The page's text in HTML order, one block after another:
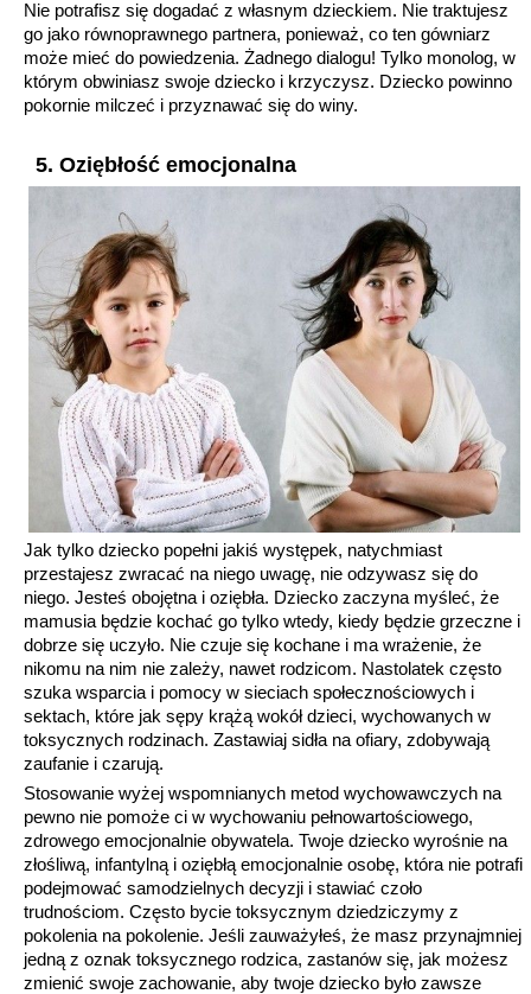
Nie potrafisz się dogadać z własnym dzieckiem. Nie traktujesz
go jako równoprawnego partnera, ponieważ, co ten gówniarz
może mieć do powiedzenia. Żadnego dialogu! Tylko monolog, w
którym obwiniasz swoje dziecko i krzyczysz. Dziecko powinno
pokornie milczeć i przyznawać się do winy.
5. Oziębłość emocjonalna
Jak tylko dziecko popełni jakiś występek, natychmiast
przestajesz zwracać na niego uwagę, nie odzywasz się do
niego. Jesteś obojętna i oziębła. Dziecko zaczyna myśleć, że
mamusia będzie kochać go tylko wtedy, kiedy będzie grzeczne i
dobrze się uczyło. Nie czuje się kochane i ma wrażenie, że
nikomu na nim nie zależy, nawet rodzicom. Nastolatek często
szuka wsparcia i pomocy w sieciach społecznościowych i
sektach, które jak sępy krążą wokół dzieci, wychowanych w
toksycznych rodzinach. Zastawiaj sidła na ofiary, zdobywają
zaufanie i czarują.
Stosowanie wyżej wspomnianych metod wychowawczych na
pewno nie pomoże ci w wychowaniu pełnowartościowego,
zdrowego emocjonalnie obywatela. Twoje dziecko wyrośnie na
złośliwą, infantylną i oziębłą emocjonalnie osobę, która nie potrafi
podejmować samodzielnych decyzji i stawiać czoło
trudnościom. Często bycie toksycznym dziedziczymy z
pokolenia na pokolenie. Jeśli zauważyłeś, że masz przynajmniej
jedną z oznak toksycznego rodzica, zastanów się, jak możesz
zmienić swoje zachowanie, aby twoje dziecko było zawsze